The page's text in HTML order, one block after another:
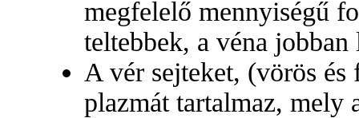
megfelelő mennyiségű
teltebbek, a véna
A vér sejteket, (vörös és
plazmát tartalmaz, mely